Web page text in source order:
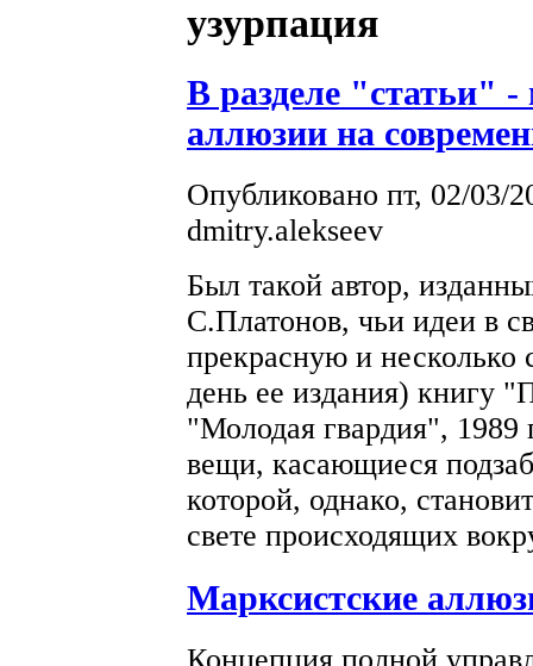
узурпация
В разделе "статьи"
аллюзии на
Опубликовано пт, 02/03/
dmitry.alekseev
Был такой автор,
С.Платонов, чьи идеи в
прекрасную и несколько
день ее издания) книгу
"Молодая гвардия", 1989
вещи, касающиеся
которой, однако,
свете происходящих
Марксистские
Концепция полной